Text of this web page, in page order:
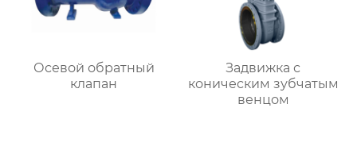
Осевой обратный
клапан
Задвижка с
коническим зубчатым
венцом